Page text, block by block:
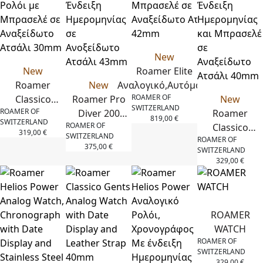
New
Roamer
Classico
Ladies
Αναλογικό
σε
Αναξείδωτο
Ατσάλι
30mm
ROAMER OF
SWITZERLAND
319,00€
New
Roamer Pro
Diver 200
Αναλoγικό
Ρολόι με
Ημερομηνίας
σε
Ανοξείδωτο
Ατσάλι
43mm
ROAMER OF
SWITZERLAND
375,00€
New
Roamer Elite
Αναλογικό,Αυτόματο
Ρολόι Με ένδειξη
Ημερομηνίας και
Αναξείδωτο Ατσάλι
ROAMER OF
SWITZERLAND
819,00€
New
Roamer
Classico
Gents
Αναλογικό
Ρολόι με
Ένδειξη
και
Μπρασελέ σε
Αναξείδωτο
Ατσάλι
ROAMER OF
SWITZERLAND
329,00€
ROAMER
WATCH
ROAMER OF
SWITZERLAND